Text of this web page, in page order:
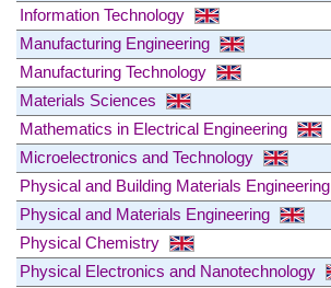
Information Technology
Manufacturing Engineering
Manufacturing Technology
Materials Sciences
Mathematics in Electrical Engineering
Microelectronics and Technology
Physical and Building Materials Engineering
Physical and Materials Engineering
Physical Chemistry
Physical Electronics and Nanotechnology